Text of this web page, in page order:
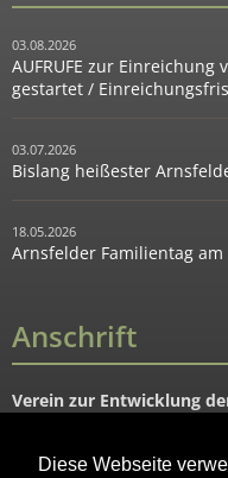
Diese Webseite
03.08.2026
AUFRUFE zur Einreichung
gestartet /
03.07.2026
Bislang heißester
18.05.2026
Arnsfelder Familientag am
Anschrift
Verein zur Entwicklung
09456 Mildenau OT